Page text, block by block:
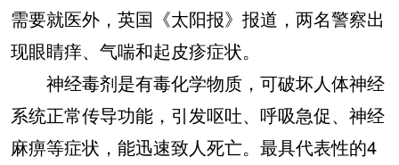
需要就医外，英国《太阳报》报道，两名警察出
现眼睛痒、气喘和起皮疹症状。
神经毒剂是有毒化学物质，可破坏人体神经
系统正常传导功能，引发呕吐、呼吸急促、神经
麻痹等症状，能迅速致人死亡。最具代表性的4